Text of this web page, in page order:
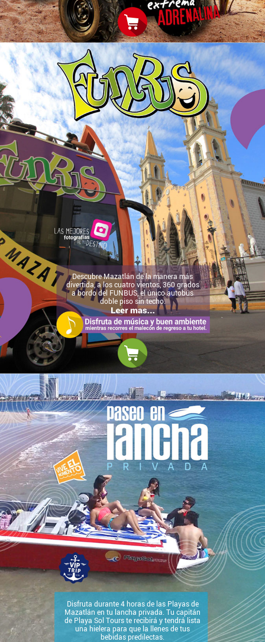
Descubre Mazatlán de la manera más
divertida, a los cuatro vientos, 360 grados
a bordo del FUNBUS, el único autobús
doble piso sin techo.
Disfruta durante 4 horas de las Playas de
Mazatlán en tu lancha privada. Tu capitán
de Playa Sol Tours te recibirá y tendrá lista
una hielera para que la llenes de tus
bebidas predilectas.